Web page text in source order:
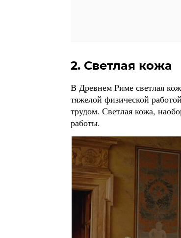
2. Светлая кожа
В Древнем Риме светлая
тяжелой физической
трудом. Светлая кожа,
работы.